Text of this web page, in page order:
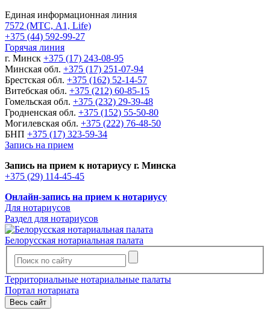
Единая информационная линия
7572 (МТС, A1, Life)
+375 (44) 592-99-27
Горячая линия
г. Минск +375 (17) 243-08-95
Минская обл. +375 (17) 251-07-94
Брестская обл. +375 (162) 52-14-57
Витебская обл. +375 (212) 60-85-15
Гомельская обл. +375 (232) 29-39-48
Гродненская обл. +375 (152) 55-50-80
Могилевская обл. +375 (222) 76-48-50
БНП +375 (17) 323-59-34
Запись на прием
Запись на прием к нотариусу г. Минска
+375 (29) 114-45-45
Онлайн-запись на прием к нотариусу
Для нотариусов
Раздел для нотариусов
Белорусская нотариальная палата
Территориальные нотариальные палаты
Портал нотариата
Весь сайт